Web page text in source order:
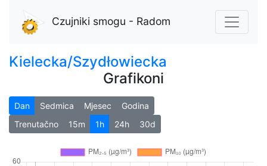
Czujniki smogu - Radom
Kielecka/Szydłowiecka
Grafikoni
Dan Sedmica Mjesec
Godina
Trenutačno
15m 1h 24h 30d